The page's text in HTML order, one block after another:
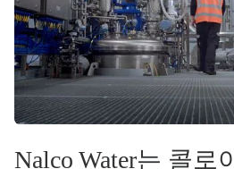
Nalco Water는 콜로